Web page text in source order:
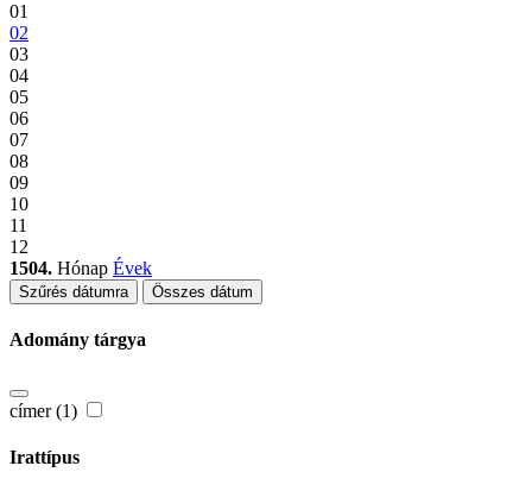
01
02
03
04
05
06
07
08
09
10
11
12
1504. Hónap Évek
Szűrés dátumra Összes dátum
Adomány tárgya
címer (1)
Irattípus